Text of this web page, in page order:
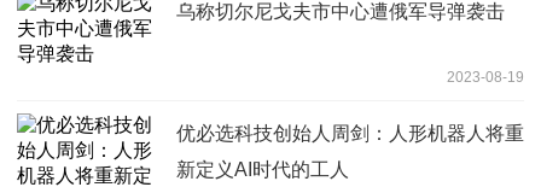
乌称切尔尼戈夫市中心遭俄军导弹袭击
2023-08-19
优必选科技创始人周剑：人形机器人将重
新定义AI时代的工人